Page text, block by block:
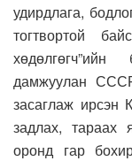
удирдлага,
тогтвортой
дамжуулан
засаглаж ирсэн
задлах, тараах
оронд гар